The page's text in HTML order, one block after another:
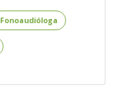
Fonoaudióloga